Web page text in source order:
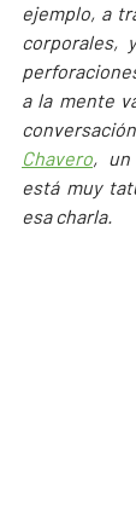
ejemplo, a
corporales,
a la mente
Chavero, un
está muy
esa charla.